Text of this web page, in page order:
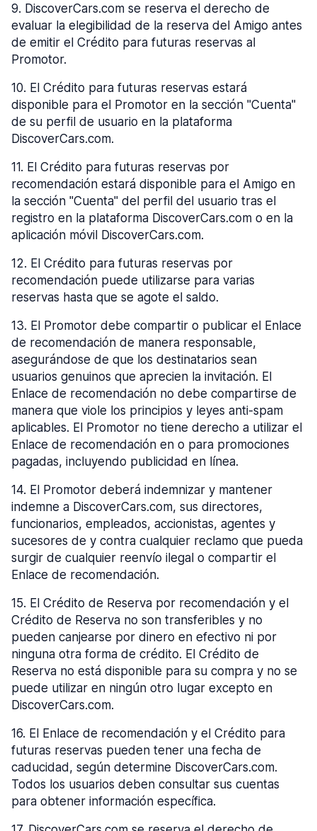
9. DiscoverCars.com se reserva el derecho de
evaluar la elegibilidad de la reserva del Amigo antes
de emitir el Crédito para futuras reservas al
Promotor.
10. El Crédito para futuras reservas estará
disponible para el Promotor en la sección "Cuenta"
de su perfil de usuario en la plataforma
DiscoverCars.com.
11. El Crédito para futuras reservas por
recomendación estará disponible para el Amigo en
la sección "Cuenta" del perfil del usuario tras el
registro en la plataforma DiscoverCars.com o en la
aplicación móvil DiscoverCars.com.
12. El Crédito para futuras reservas por
recomendación puede utilizarse para varias
reservas hasta que se agote el saldo.
13. El Promotor debe compartir o publicar el Enlace
de recomendación de manera responsable,
asegurándose de que los destinatarios sean
usuarios genuinos que aprecien la invitación. El
Enlace de recomendación no debe compartirse de
manera que viole los principios y leyes anti-spam
aplicables. El Promotor no tiene derecho a utilizar el
Enlace de recomendación en o para promociones
pagadas, incluyendo publicidad en línea.
14. El Promotor deberá indemnizar y mantener
indemne a DiscoverCars.com, sus directores,
funcionarios, empleados, accionistas, agentes y
sucesores de y contra cualquier reclamo que pueda
surgir de cualquier reenvío ilegal o compartir el
Enlace de recomendación.
15. El Crédito de Reserva por recomendación y el
Crédito de Reserva no son transferibles y no
pueden canjearse por dinero en efectivo ni por
ninguna otra forma de crédito. El Crédito de
Reserva no está disponible para su compra y no se
puede utilizar en ningún otro lugar excepto en
DiscoverCars.com.
16. El Enlace de recomendación y el Crédito para
futuras reservas pueden tener una fecha de
caducidad, según determine DiscoverCars.com.
Todos los usuarios deben consultar sus cuentas
para obtener información específica.